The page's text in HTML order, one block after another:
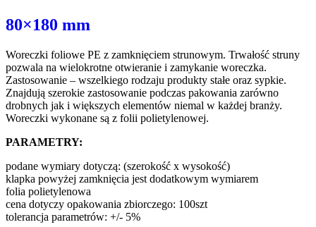
80×180 mm
Woreczki foliowe PE z zamknięciem strunowym. Trwałość struny
pozwala na wielokrotne otwieranie i zamykanie woreczka.
Zastosowanie – wszelkiego rodzaju produkty stałe oraz sypkie.
Znajdują szerokie zastosowanie podczas pakowania zarówno
drobnych jak i większych elementów niemal w każdej branży.
Woreczki wykonane są z folii polietylenowej.
PARAMETRY:
podane wymiary dotyczą: (szerokość x wysokość)
klapka powyżej zamknięcia jest dodatkowym wymiarem
folia polietylenowa
cena dotyczy opakowania zbiorczego: 100szt
tolerancja parametrów: +/- 5%